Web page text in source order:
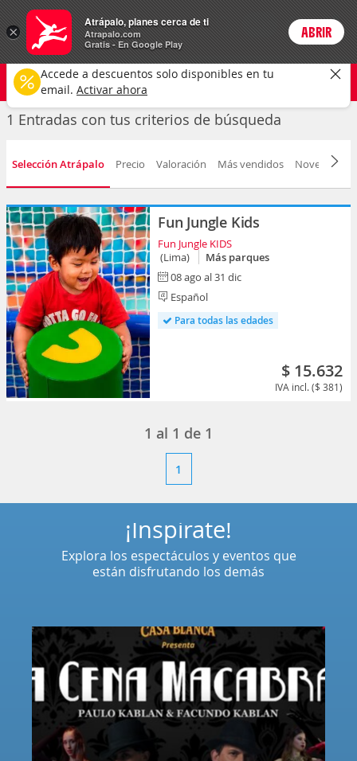
Entradas Precios enPeso
ARSCambiar moneda
Login
Cualquier tipo Cualquier fecha CAMBIAR
1 Entradas con tus criterios de búsqueda
Selección Atrápalo Precio Valoración Más vendidos Novedad
Fun Jungle Kids
Fun Jungle KIDS
(Lima)
Más parques
08 ago al 31 dic
Español
Para todas las edades
$ 15.632
IVA incl. ($ 381)
1 al 1 de 1
1
¡Inspírate!
Explora los espectáculos y eventos que
están disfrutando los demás
×
Atrápalo, planes cerca de ti
Atrapalo.com
Gratis - En Google Play
ABRIR
Accede a descuentos solo disponibles en tu
email. Activar ahora